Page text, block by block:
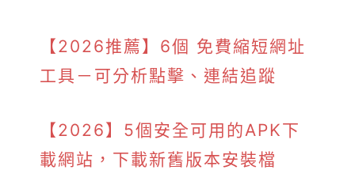
【2026推薦】6個 免費縮短網址
工具－可分析點擊、連結追蹤
【2026】5個安全可用的APK下
載網站，下載新舊版本安裝檔